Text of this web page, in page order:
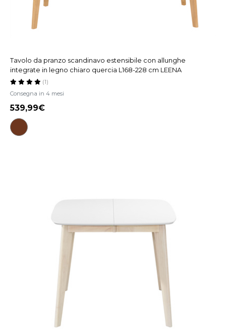
Tavolo da pranzo scandinavo estensibile con allunghe
integrate in legno chiaro quercia L168-228 cm LEENA
Consegna in 4 mesi
(1)
539,99€